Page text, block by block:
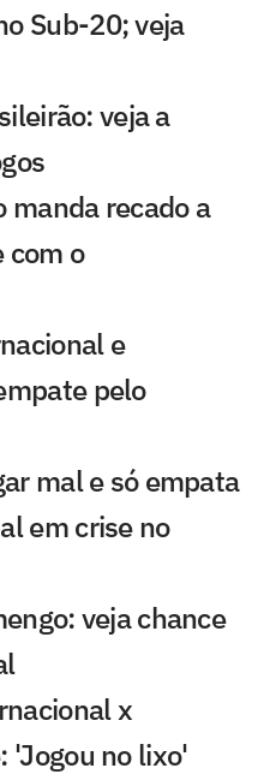
Sub-20; veja
veja a
manda recado a
com o
e
pelo
mal e só empata
em crise no
veja chance
x
'Jogou no lixo'